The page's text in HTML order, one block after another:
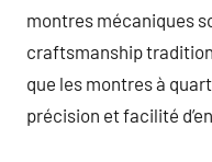
montres mécaniques
craftsmanship
que les montres à
précision et facilité